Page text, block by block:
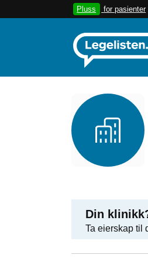
Pluss for pasienter
Din
Ta eierskap til